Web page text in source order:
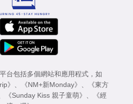
台包括多個網站和應用程式，如
》 《NM+新Monday》
《東方
《Sunday Kiss 親子童萌》
《經